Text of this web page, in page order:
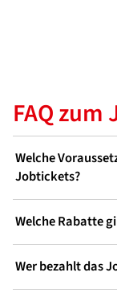
FAQ
Welche
Jobtickets?
Welche Rabatte
Wer bezahlt das